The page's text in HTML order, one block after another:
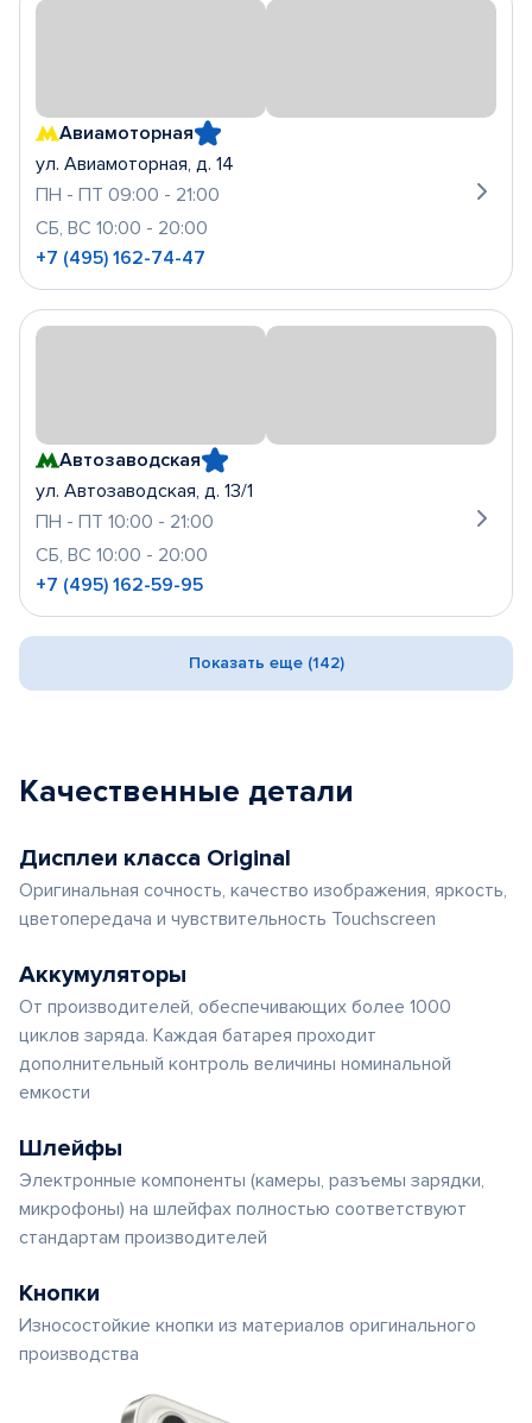
Авиамоторная
ул. Авиамоторная, д. 14
ПН - ПТ 09:00 - 21:00
СБ, ВС 10:00 - 20:00
+7 (495) 162-74-47
Автозаводская
ул. Автозаводская, д. 13/1
ПН - ПТ 10:00 - 21:00
СБ, ВС 10:00 - 20:00
+7 (495) 162-59-95
Показать еще (142)
Качественные детали
Дисплеи класса Original
Оригинальная сочность, качество изображения, яркость,
цветопередача и чувствительность Touchscreen
Аккумуляторы
От производителей, обеспечивающих более 1000
циклов заряда. Каждая батарея проходит
дополнительный контроль величины номинальной
емкости
Шлейфы
Электронные компоненты (камеры, разъемы зарядки,
микрофоны) на шлейфах полностью соответствуют
стандартам производителей
Кнопки
Износостойкие кнопки из материалов оригинального
производства